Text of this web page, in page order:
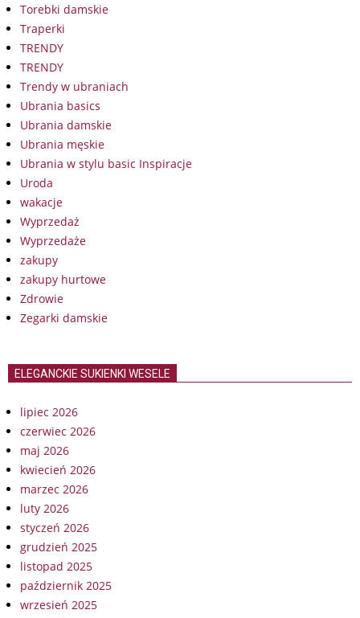
Torebki damskie
Traperki
TRENDY
TRENDY
Trendy w ubraniach
Ubrania basics
Ubrania damskie
Ubrania męskie
Ubrania w stylu basic Inspiracje
Uroda
wakacje
Wyprzedaż
Wyprzedaże
zakupy
zakupy hurtowe
Zdrowie
Zegarki damskie
ELEGANCKIE SUKIENKI WESELE
lipiec 2026
czerwiec 2026
maj 2026
kwiecień 2026
marzec 2026
luty 2026
styczeń 2026
grudzień 2025
listopad 2025
październik 2025
wrzesień 2025